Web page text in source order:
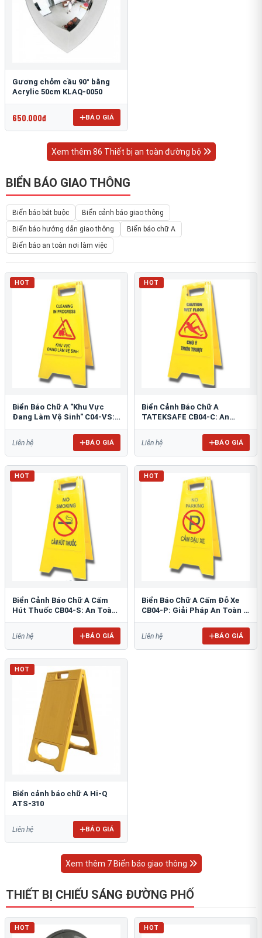
Gương chỏm cầu 90° bằng
Acrylic 50cm KLAQ-0050
650.000đ BÁO GIÁ
Xem thêm 86 Thiết bị an toàn đường bộ
BIỂN BÁO GIAO THÔNG
Biển báo bắt buộc
Biển cảnh báo giao thông
Biển báo hướng dẫn giao thông
Biển báo chữ A
Biển báo an toàn nơi làm việc
HOT
Biển Báo Chữ A "Khu Vực
Đang Làm Vệ Sinh" C04-VS:
Liên hệ BÁO GIÁ
HOT
Biển Cảnh Báo Chữ A
TATEKSAFE CB04-C: An
Liên hệ BÁO GIÁ
HOT
Biển Cảnh Báo Chữ A Cấm
Hút Thuốc CB04-S: An Toàn
Liên hệ BÁO GIÁ
HOT
Biển Báo Chữ A Cấm Đỗ Xe
CB04-P: Giải Pháp An Toàn &
Liên hệ BÁO GIÁ
HOT
Biển cảnh báo chữ A Hi-Q
ATS-310
Liên hệ BÁO GIÁ
Xem thêm 7 Biển báo giao thông
THIẾT BỊ CHIẾU SÁNG ĐƯỜNG PHỐ
HOT HOT